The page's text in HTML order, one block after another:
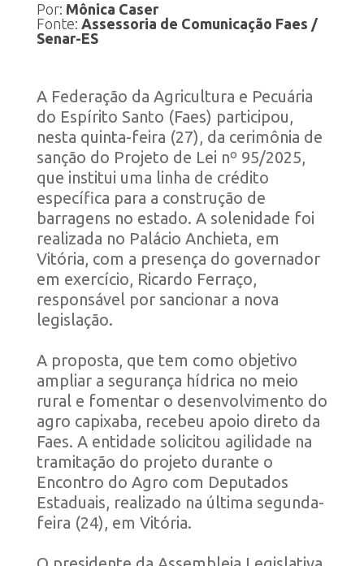
Por: Mônica Caser
Fonte: Assessoria de Comunicação Faes /
Senar-ES
A Federação da Agricultura e Pecuária
do Espírito Santo (Faes) participou,
nesta quinta-feira (27), da cerimônia de
sanção do Projeto de Lei nº 95/2025,
que institui uma linha de crédito
específica para a construção de
barragens no estado. A solenidade foi
realizada no Palácio Anchieta, em
Vitória, com a presença do governador
em exercício, Ricardo Ferraço,
responsável por sancionar a nova
legislação.
A proposta, que tem como objetivo
ampliar a segurança hídrica no meio
rural e fomentar o desenvolvimento do
agro capixaba, recebeu apoio direto da
Faes. A entidade solicitou agilidade na
tramitação do projeto durante o
Encontro do Agro com Deputados
Estaduais, realizado na última segunda-
feira (24), em Vitória.